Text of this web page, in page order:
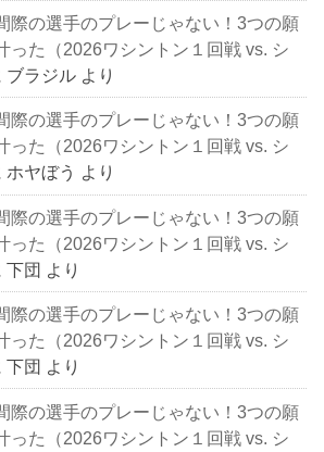
際の選手のプレーじゃない！3つの願
った（2026ワシントン１回戦 vs. シ
ブラジル より
際の選手のプレーじゃない！3つの願
った（2026ワシントン１回戦 vs. シ
ホヤぼう より
際の選手のプレーじゃない！3つの願
った（2026ワシントン１回戦 vs. シ
下団 より
際の選手のプレーじゃない！3つの願
った（2026ワシントン１回戦 vs. シ
下団 より
際の選手のプレーじゃない！3つの願
った（2026ワシントン１回戦 vs. シ